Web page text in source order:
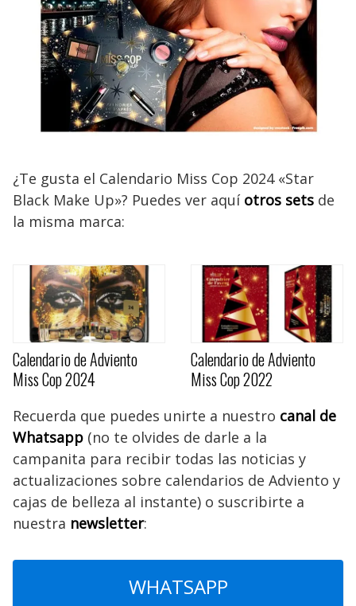
¿Te gusta el Calendario Miss Cop 2024 «Star
Black Make Up»? Puedes ver aquí otros sets de
la misma marca:
Calendario de Adviento
Miss Cop 2024
Calendario de Adviento
Miss Cop 2022
Recuerda que puedes unirte a nuestro canal de
Whatsapp (no te olvides de darle a la
campanita para recibir todas las noticias y
actualizaciones sobre calendarios de Adviento y
cajas de belleza al instante) o suscribirte a
nuestra newsletter:
WHATSAPP